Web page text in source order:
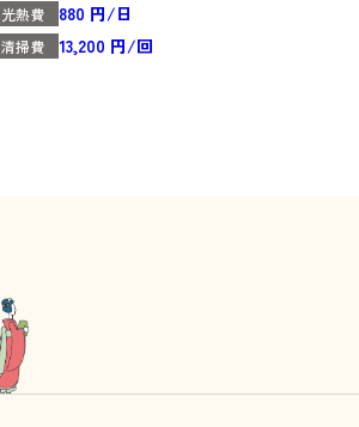
光熱費 880 円/日
清掃費 13,200 円/回